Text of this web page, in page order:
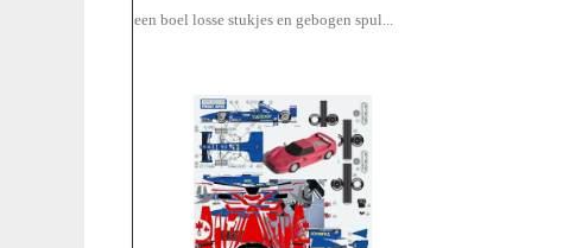
een boel losse stukjes en gebogen spul...